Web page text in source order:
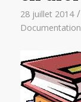
28 juillet 2014 /
Documentation